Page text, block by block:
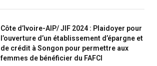
Côte d’Ivoire-AIP/ JIF 2024 : Plaidoyer pour
l’ouverture d’un établissement d’épargne et
de crédit à Songon pour permettre aux
femmes de bénéficier du FAFCI